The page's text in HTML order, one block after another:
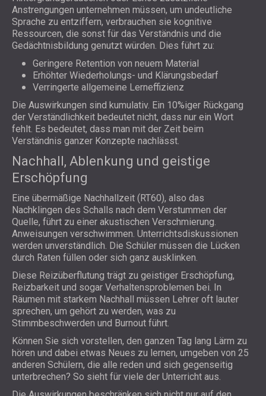
Anstrengungen unternehmen müssen, um undeutliche
Sprache zu entziffern, verbrauchen sie kognitive
Ressourcen, die sonst für das Verständnis und die
Gedächtnisbildung genutzt würden. Dies führt zu:
Geringere Retention von neuem Material
Erhöhter Wiederholungs- und Klärungsbedarf
Verringerte allgemeine Lerneffizienz
Die Auswirkungen sind kumulativ. Ein 10%iger Rückgang
der Verständlichkeit bedeutet nicht, dass nur ein Wort
fehlt. Es bedeutet, dass man mit der Zeit beim
Verständnis ganzer Konzepte nachlässt.
Nachhall, Ablenkung und geistige
Erschöpfung
Eine übermäßige Nachhallzeit (RT60), also das
Nachklingen des Schalls nach dem Verstummen der
Quelle, führt zu einer akustischen Verschmierung.
Anweisungen verschwimmen. Unterrichtsdiskussionen
werden unverständlich. Die Schüler müssen die Lücken
durch Raten füllen oder sich ganz ausklinken.
Diese Reizüberflutung trägt zu geistiger Erschöpfung,
Reizbarkeit und sogar Verhaltensproblemen bei. In
Räumen mit starkem Nachhall müssen Lehrer oft lauter
sprechen, um gehört zu werden, was zu
Stimmbeschwerden und Burnout führt.
Können Sie sich vorstellen, den ganzen Tag lang Lärm zu
hören und dabei etwas Neues zu lernen, umgeben von 25
anderen Schülern, die alle reden und sich gegenseitig
unterbrechen? So sieht für viele der Unterricht aus.